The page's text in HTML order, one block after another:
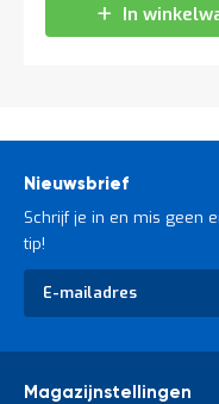
In
Nieuwsbrief
Schrijf je in en mis geen
tip!
Abonneer
op
Magazijnstellingen